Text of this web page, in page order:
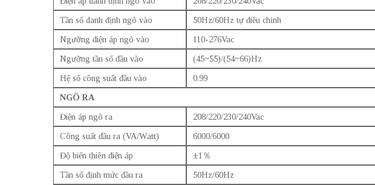
Tần số danh định ngõ vào
50Hz/60Hz tự điều chỉnh
Ngưỡng điện áp ngõ vào
110-276Vac
Ngưỡng tần số đầu vào
(45~55)/(54~66)Hz
Hệ số công suất đầu vào
0.99
NGÕ RA
Điện áp ngõ ra
208/220/230/240Vac
Công suất đầu ra (VA/Watt)
6000/6000
Độ biến thiên điện áp
±1％
Tần số định mức đầu ra
50Hz/60Hz